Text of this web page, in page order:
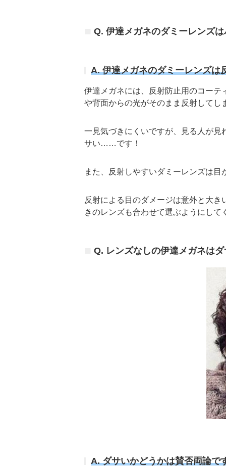
Q. 伊達メガネのダミーレンズ
A. 伊達メガネのダミーレンズは
伊達メガネには、反射防止用のコー
や背面からの光がそのまま反射してし
一見気づきにくいですが、見る人が
サい……です！
また、反射しやすいダミーレンズは目
反射による目のダメージは意外と大
きのレンズも合わせて選ぶようにして
Q. レンズなしの伊達メガネは
A. ダサいかどうかは賛否両論